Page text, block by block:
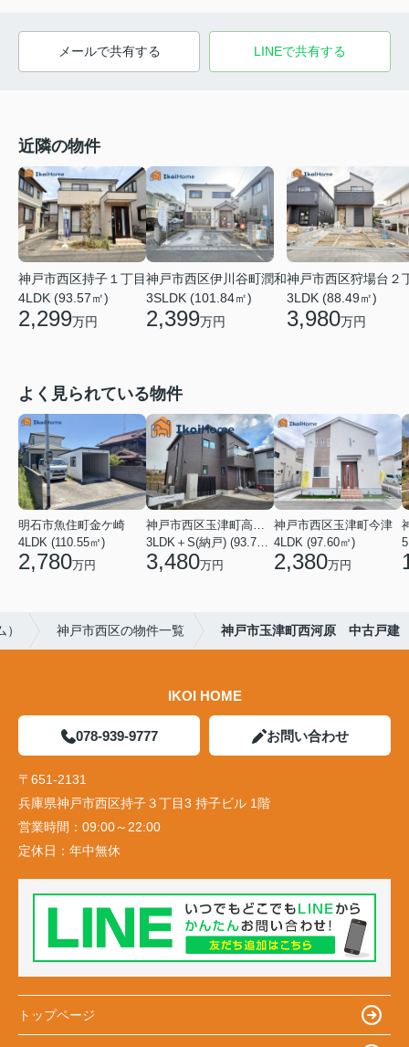
メールで共有する LINEで共有する
近隣の物件
神戸市西区持子１丁目
4LDK (93.57㎡)
2,299万円
神戸市西区伊川谷町潤和
3SLDK (101.84㎡)
2,399万円
神戸市西区狩場台２
3LDK (88.49㎡)
3,980万円
よく見られている物件
明石市魚住町金ケ崎
4LDK (110.55㎡)
2,780万円
神戸市西区玉津町高津橋
3LDK＋S(納戸) (93.74㎡)
3,480万円
神戸市西区玉津町今津
4LDK (97.60㎡)
2,380万円
神戸市西区の物件一覧 神戸市玉津町西河原 中古戸建
IKOI HOME
078-939-9777 お問い合わせ
〒651-2131
兵庫県神戸市西区持子３丁目3 持子ビル 1階
営業時間： 09:00～22:00
定休日： 年中無休
トップページ